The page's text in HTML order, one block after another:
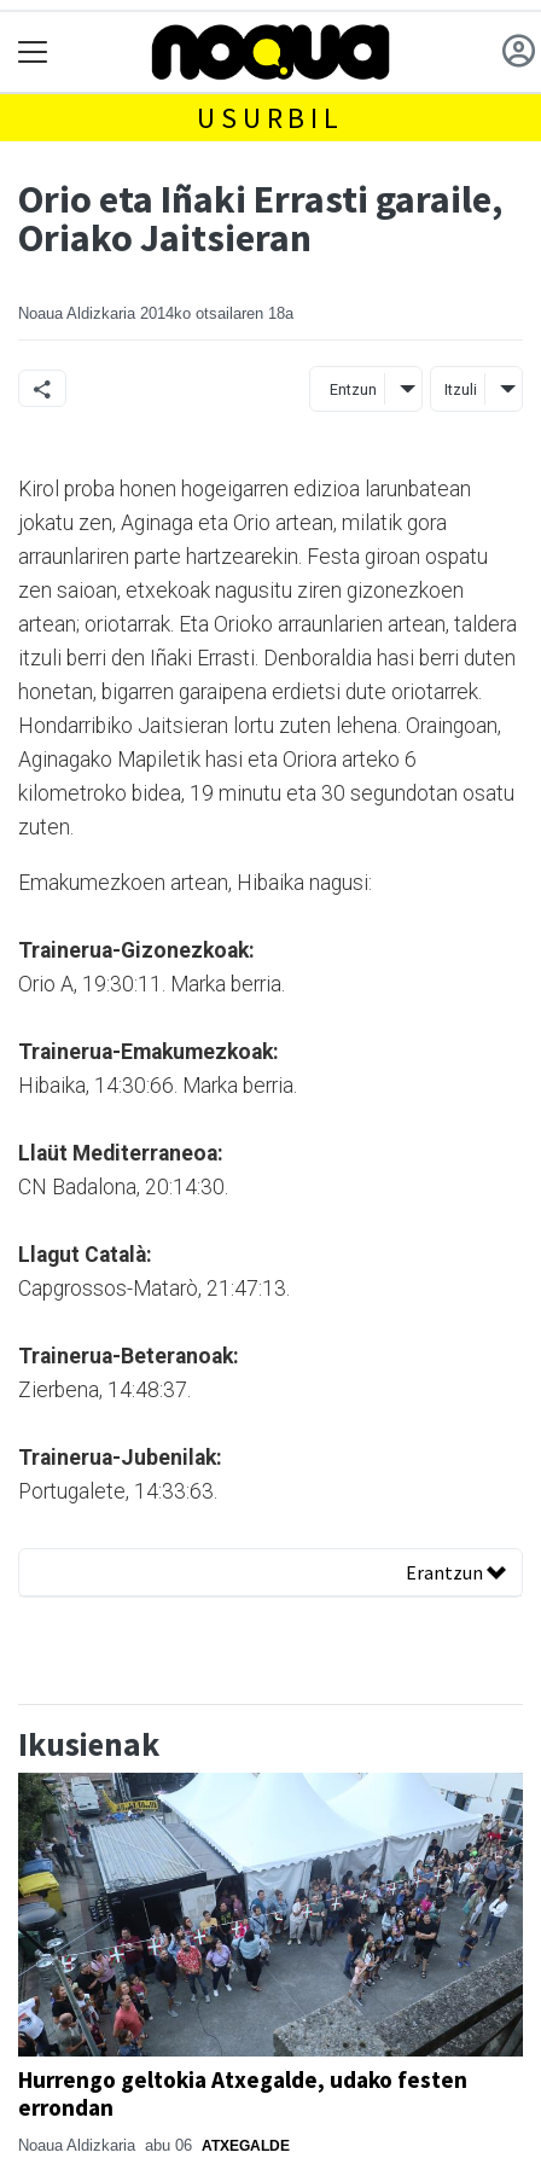
USURBIL
Orio eta Iñaki Errasti garaile,
Oriako Jaitsieran
Noaua Aldizkaria 2014ko otsailaren 18a
Entzun Itzuli
Kirol proba honen hogeigarren edizioa larunbatean
jokatu zen, Aginaga eta Orio artean, milatik gora
arraunlariren parte hartzearekin. Festa giroan ospatu
zen saioan, etxekoak nagusitu ziren gizonezkoen
artean; oriotarrak. Eta Orioko arraunlarien artean, taldera
itzuli berri den Iñaki Errasti. Denboraldia hasi berri duten
honetan, bigarren garaipena erdietsi dute oriotarrek.
Hondarribiko Jaitsieran lortu zuten lehena. Oraingoan,
Aginagako Mapiletik hasi eta Oriora arteko 6
kilometroko bidea, 19 minutu eta 30 segundotan osatu
zuten.
Emakumezkoen artean, Hibaika nagusi:
Trainerua-Gizonezkoak:
Orio A, 19:30:11. Marka berria.
Trainerua-Emakumezkoak:
Hibaika, 14:30:66. Marka berria.
Llaüt Mediterraneoa:
CN Badalona, 20:14:30.
Llagut Català:
Capgrossos-Matarò, 21:47:13.
Trainerua-Beteranoak:
Zierbena, 14:48:37.
Trainerua-Jubenilak:
Portugalete, 14:33:63.
Erantzun
Ikusienak
Hurrengo geltokia Atxegalde, udako festen
errondan
Noaua Aldizkaria abu 06 ATXEGALDE